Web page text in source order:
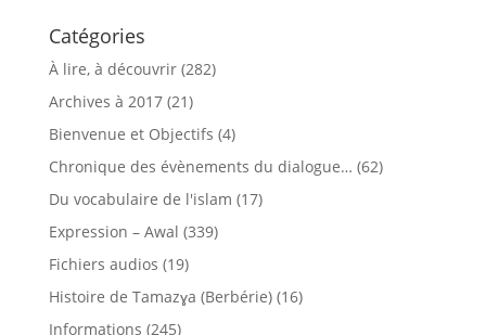
Catégories
À lire, à découvrir(282)
Archives à 2017(21)
Bienvenue et Objectifs (4)
Chronique des évènements du dialogue… (62)
Du vocabulaire de l'islam (17)
Expression – Awal (339)
Fichiers audios (19)
Histoire de Tamazɣa (Berbérie)(16)
Informations (245)